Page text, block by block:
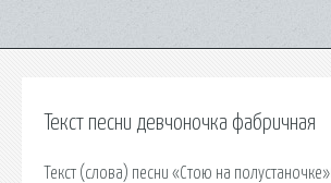
Текст песни девчоночка фабричная
Текст (слова) песни «Стою на